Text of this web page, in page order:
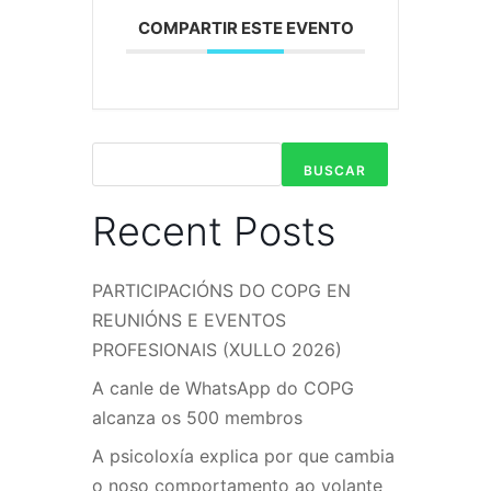
COMPARTIR ESTE EVENTO
BUSCAR
Recent Posts
PARTICIPACIÓNS DO COPG EN
REUNIÓNS E EVENTOS
PROFESIONAIS (XULLO 2026)
A canle de WhatsApp do COPG
alcanza os 500 membros
A psicoloxía explica por que cambia
o noso comportamento ao volante